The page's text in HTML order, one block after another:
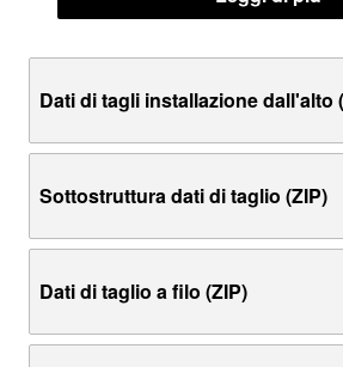
Dati di tagli installazione dall'alto
Sottostruttura dati di taglio (ZIP)
Dati di taglio a filo (ZIP)